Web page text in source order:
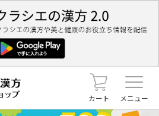
カート メニュー